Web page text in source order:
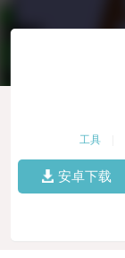
工具
安卓下载